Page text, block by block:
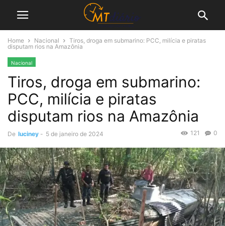
Home Nacional
Tiros, droga em submarino: PCC, milícia e piratas
disputam rios na Amazônia
Nacional
Tiros, droga em submarino:
PCC, milícia e piratas
disputam rios na Amazônia
De luciney - 5 de janeiro de 2024 0
121